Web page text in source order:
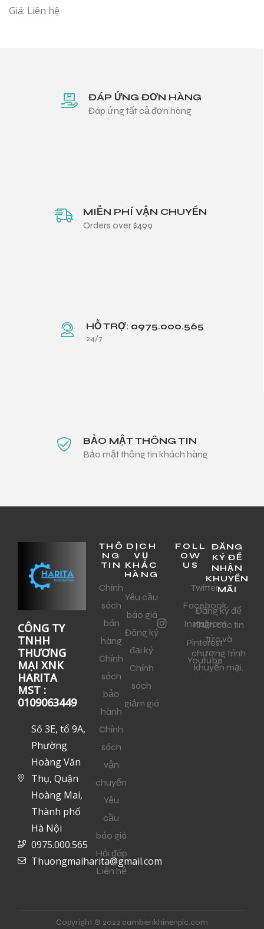
Giá: Liên hệ
ĐÁP ỨNG ĐƠN HÀNG
Đáp ứng tất cả đơn hàng
MIỄN PHÍ VẬN CHUYỂN
Orders over $499
HỖ TRỢ: 0975.000.565
24/7
BẢO MẬT THÔNG TIN
Bảo mật thông tin khách hàng
CÔNG TY
TNHH
THƯƠNG
MẠI XNK
HARITA
MST :
0109063449
Số 3E, tổ 9A,
Phường
Hoàng Văn
Thụ, Quận
Hoàng Mai,
Thành phố
Hà Nội
0975.000.565
Thuongmaiharita@gmail.com
THÔ
NG
TIN
Chính
sách
bán
hàng
Chính
sách
bảo
hành
Chính
sách
vận
chuyển
Yêu
cầu
báo giá
Hỏi đáp
Liên hệ
DỊCH
VỤ
KHÁC
HÀNG
Yêu cầu
báo giá
Đăng ký
đại ký
Chính
sách
giảm giá
FOLL
OW
US
Twitter
Facebook
Instagram
Pinterest
Youtube
ĐĂNG
KÝ ĐỂ
NHẬN
KHUYẾN
MÃI
Đăng ký để
nhận các tin
tức và
chương trình
khuyến mại.
Copyright © 2022 cambienkhinenplc.com